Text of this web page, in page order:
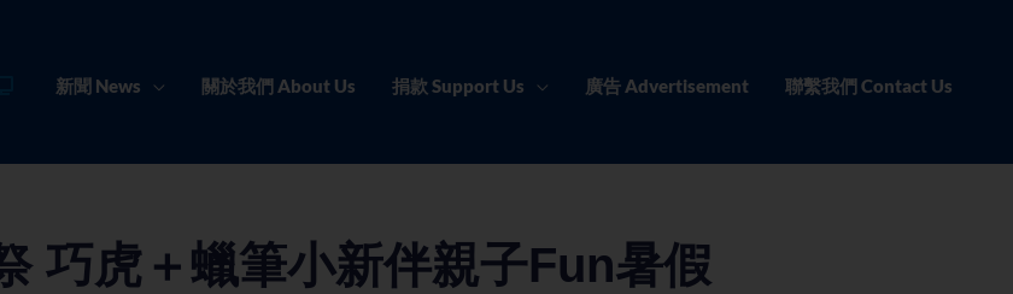
新聞 News 關於我們 About Us 捐款 Support Us 廣告 Advertisement 聯繫我們 Contact Us
巧虎＋蠟筆小新伴親子Fun暑假